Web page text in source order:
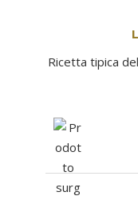
Ricetta tipica